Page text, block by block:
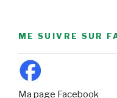
ME SUIVRE SUR
Ma page Facebook